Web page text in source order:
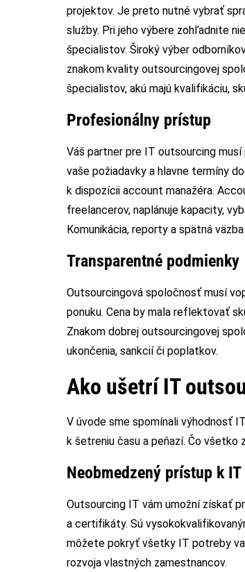
projektov. Je preto nutné vybrať
služby. Pri jeho výbere zohľadnite
špecialistov. Široký výber
znakom kvality outsourcingovej
špecialistov, akú majú kvalifikáciu,
Profesionálny prístup
Váš partner pre IT outsourcing
vaše požiadavky a hlavne termíny
k dispozícii account manažéra.
freelancerov, naplánuje kapacity,
Komunikácia, reporty a spätná
Transparentné podmienky
Outsourcingová spoločnosť musí
ponuku. Cena by mala reflektovať
Znakom dobrej outsourcingovej
ukončenia, sankcií či poplatkov.
Ako ušetrí IT
V úvode sme spomínali výhodnosť
k šetreniu času a peňazí. Čo všetko
Neobmedzený prístup k
Outsourcing IT vám umožní získať
a certifikáty. Sú
môžete pokryť všetky IT potreby
rozvoja vlastných zamestnancov.